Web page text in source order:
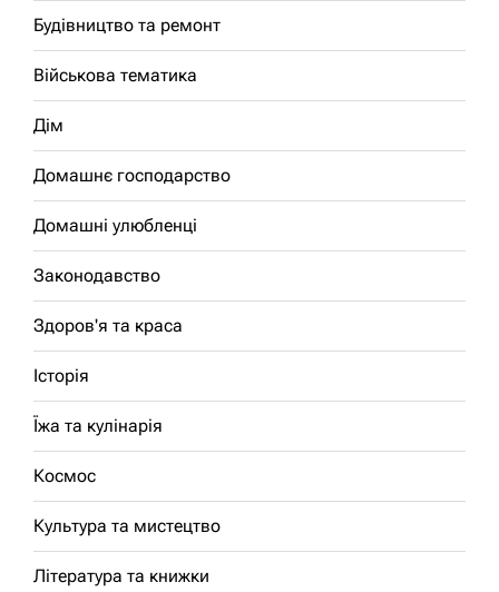
Будівництво та ремонт
Військова тематика
Дім
Домашнє господарство
Домашні улюбленці
Законодавство
Здоров'я та краса
Історія
Їжа та кулінарія
Космос
Культура та мистецтво
Література та книжки